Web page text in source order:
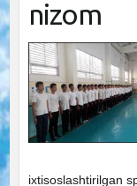
nizom
ixtisoslashtirilgan